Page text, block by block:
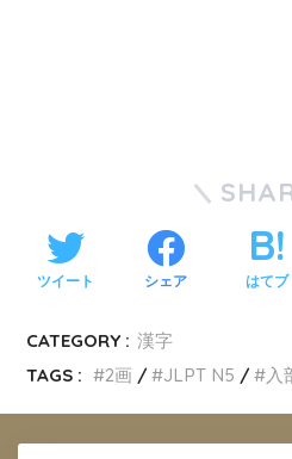
ツイート シェア はてブ
CATEGORY : 漢字
TAGS :
2画 JLPT N5 入